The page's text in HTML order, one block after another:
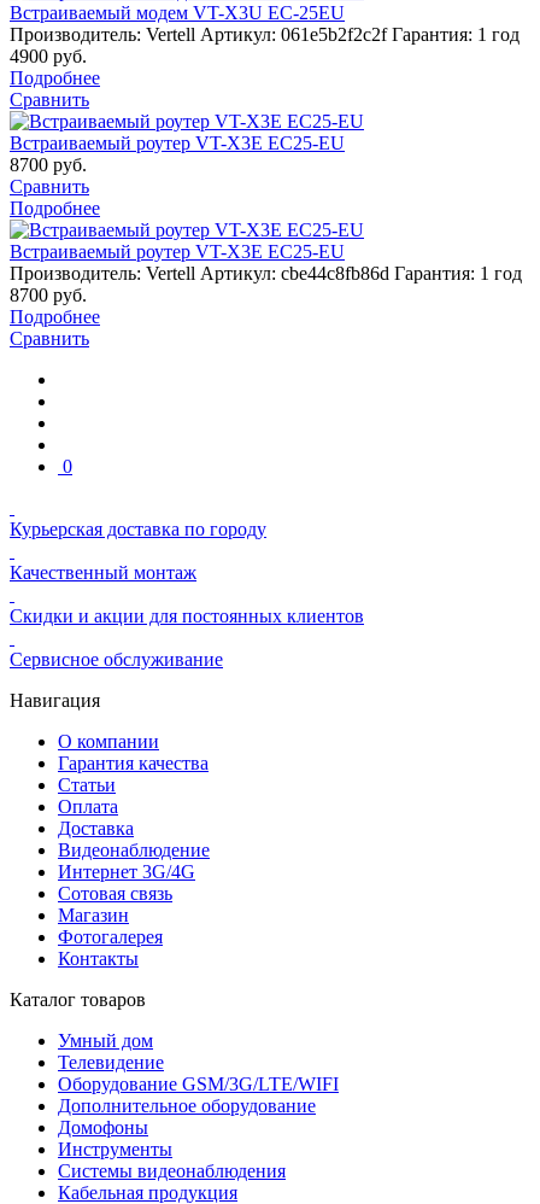
Встраиваемый модем VT-X3U EC-25EU
Производитель: Vertell Артикул: 061e5b2f2c2f Гарантия: 1 год
4900 руб.
Подробнее
Сравнить
Встраиваемый роутер VT-X3E EC25-EU
8700 руб.
Сравнить
Подробнее
Встраиваемый роутер VT-X3E EC25-EU
Производитель: Vertell Артикул: cbe44c8fb86d Гарантия: 1 год
8700 руб.
Подробнее
Сравнить
0
Курьерская доставка по городу
Качественный монтаж
Скидки и акции для постоянных клиентов
Сервисное обслуживание
Навигация
О компании
Гарантия качества
Статьи
Оплата
Доставка
Видеонаблюдение
Интернет 3G/4G
Сотовая связь
Магазин
Фотогалерея
Контакты
Каталог товаров
Умный дом
Телевидение
Оборудование GSM/3G/LTE/WIFI
Дополнитeльное оборудование
Домофоны
Инструменты
Системы видеонаблюдения
Кабельная продукция